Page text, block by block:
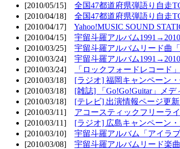
[2010/05/15] 全国47都道府県弾語り自走
[2010/04/18] 全国47都道府県弾語り自走
[2010/04/17] Yahoo!MUSIC SOUND
[2010/04/15] 宇留斗羅アルバム
[2010/03/25] 宇留斗羅アルバムリード曲
[2010/03/24] 宇留斗羅アルバム
[2010/03/24]
「ロックフォードレコード
[2010/03/18] [ラジオ] 福岡キャンペーン
[2010/03/18] [雑誌] 「Go!Go!Guitar」メ
[2010/03/18] [テレビ] 出演情報ページ更新
[2010/03/11] アコースティックフリーラ
[2010/03/11] [ラジオ] 広島キャンペーン
[2010/03/10] 宇留斗羅アルバム「アイラ
[2010/03/08] 宇留斗羅アルバムリード楽